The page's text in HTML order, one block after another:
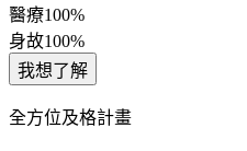
醫療100%
身故100%
我想了解
全方位及格計畫